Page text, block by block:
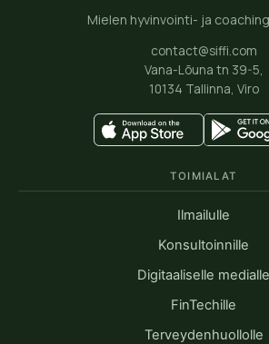
Mielen hyvinvointi- ja
contact@siffi.com
Vana-Lõuna tn 39-5,
10134 Tallinna, Viro
TOIMIALAT
Ilmailulle
Konsultoinnille
Digitaaliselle medialle
FinTechille
Terveydenhuollolle